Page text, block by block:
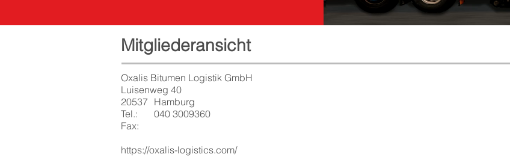
Mitgliederansicht
Oxalis Bitumen Logistik GmbH
Luisenweg 40
20537 Hamburg
Tel.:
Fax:
040 3009360
https://oxalis-logistics.com/